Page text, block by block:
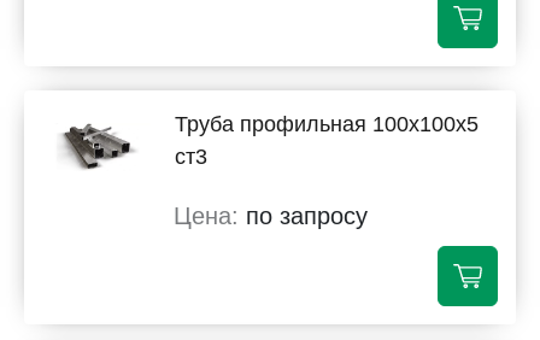
Труба профильная 100х100х5
ст3
по запросу